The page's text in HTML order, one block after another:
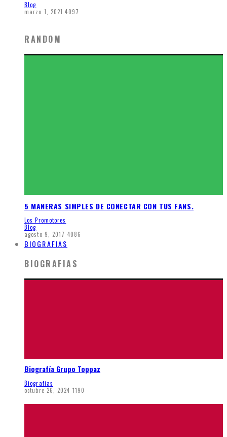
Blog
marzo 1, 2021 4097
RANDOM
5 MANERAS SIMPLES DE CONECTAR CON TUS FANS.
Los Promotores
Blog
agosto 9, 2017 4086
BIOGRAFIAS
BIOGRAFIAS
Biografía Grupo Toppaz
Biografias
octubre 26, 2024 1190